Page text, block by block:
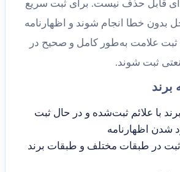
قابل حذف نیست. برای ثبت سریع
بدون خطا انجام شوند و اظهارنامه
ثبت علامت به‌طور کامل و صحیح در
ثبت شوند.
با علائم ثبت‌شده و در حال ثبت
شدن اظهارنامه
در طبقات مختلف و طبقات برند